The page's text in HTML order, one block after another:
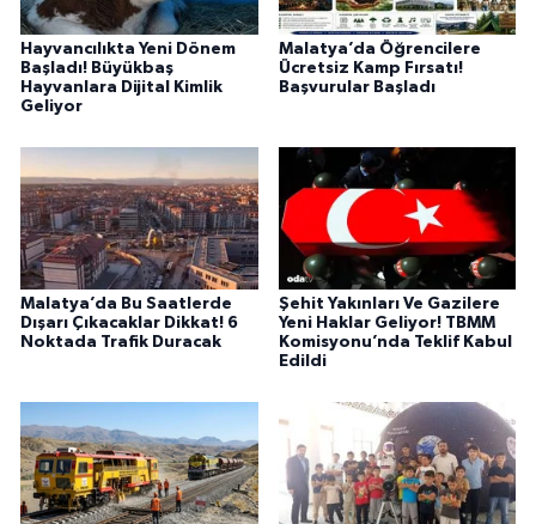
Hayvancılıkta Yeni Dönem
Başladı! Büyükbaş
Hayvanlara Dijital Kimlik
Geliyor
Malatya’da Öğrencilere
Ücretsiz Kamp Fırsatı!
Başvurular Başladı
Malatya’da Bu Saatlerde
Dışarı Çıkacaklar Dikkat! 6
Noktada Trafik Duracak
Şehit Yakınları Ve Gazilere
Yeni Haklar Geliyor! TBMM
Komisyonu’nda Teklif Kabul
Edildi